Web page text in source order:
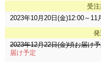
受注
2023年10月20日(金)12:00～11
発
2023年12月22日(金)頃お届け
届け予定